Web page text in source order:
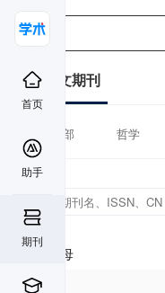
首页
助手
期刊
中文期刊
全部 哲学
首字母
L